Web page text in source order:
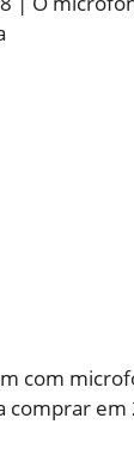
com
comprar em